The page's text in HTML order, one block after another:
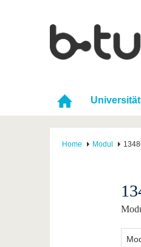
Universität
Home Modul